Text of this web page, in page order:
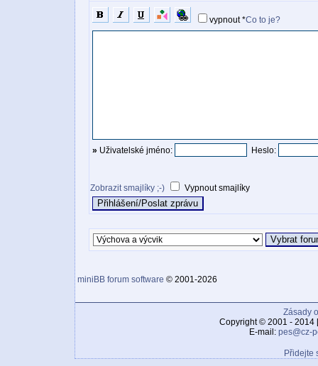
vypnout*Co to je?
» Uživatelské jméno: Heslo:
Zobrazit smajlíky ;-) Vypnout smajlíky
miniBB forum software © 2001-2026
Zásady
Copyright © 2001 - 2014
E-mail: pes@cz-
Přidejte